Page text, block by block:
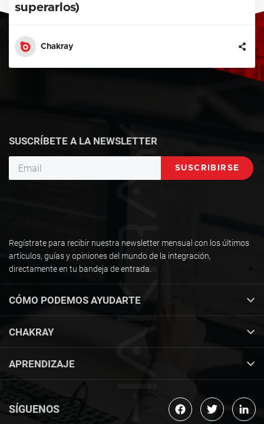
superarlos)
Chakray
CÓMO PODEMOS AYUDARTE
CHAKRAY
APRENDIZAJE
SUSCRÍBETE A LA NEWSLETTER
Regístrate para recibir nuestra newsletter mensual con los últimos
artículos, guías y opiniones del mundo de la integración,
directamente en tu bandeja de entrada.
SÍGUENOS